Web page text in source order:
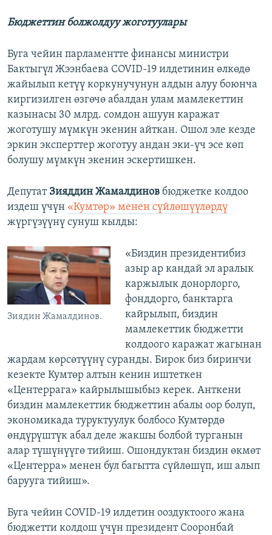
Бюджеттин болжолдуу жоготуулары
Буга чейин парламентте финансы министри
Бактыгүл Жээнбаева COVID-19 илдетинин өлкөдө
жайылып кетүү коркунучунун алдын алуу боюнча
киргизилген өзгөчө абалдан улам мамлекеттин
казынасы 30 млрд. сомдон ашуун каражат
жоготушу мүмкүн экенин айткан. Ошол эле кезде
эркин эксперттер жоготуу андан эки-үч эсе көп
болушу мүмкүн экенин эскертишкен.
Депутат Зияддин Жамалдинов бюджетке колдоо
издеш үчүн «Кумтөр» менен сүйлөшүүлөрдү
жүргүзүүнү сунуш кылды:
Зиядин Жамалдинов.
«Биздин президентибиз
азыр ар кандай эл аралык
каржылык донорлорго,
фонддорго, банктарга
кайрылып, биздин
мамлекеттик бюджетти
колдоого каражат жагынан
жардам көрсөтүүнү суранды. Бирок биз биринчи
кезекте Кумтөр алтын кенин иштеткен
«Центеррага» кайрылышыбыз керек. Анткени
биздин мамлекеттик бюджеттин абалы оор болуп,
экономикада туруктуулук болбосо Кумтөрдө
өндүрүштүк абал деле жакшы болбой турганын
алар түшүнүүгө тийиш. Ошондуктан биздин өкмөт
«Центерра» менен бул багытта сүйлөшүп, иш алып
барууга тийиш».
Буга чейин COVID-19 илдетин ооздуктоого жана
бюджетти колдош үчүн президент Сооронбай